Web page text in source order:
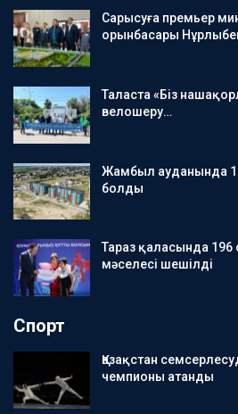
Сарысуға премьер
орынбасары
Таласта «Біз
велошеру…
Жамбыл ауданында
болды
Тараз қаласында
мәселесі шешілді
Спорт
Қазақстан
чемпионы атанды